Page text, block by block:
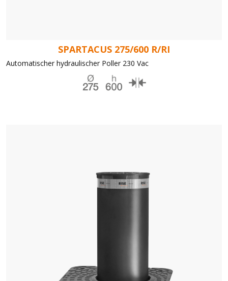
SPARTACUS 275/600 R/RI
Automatischer hydraulischer Poller 230 Vac